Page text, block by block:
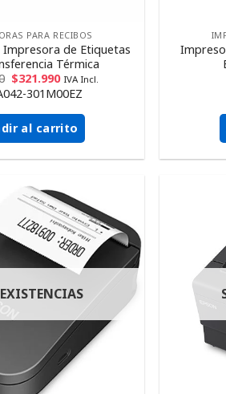
PARA RECIBOS
Impresora de Etiquetas
Térmica
$321.990 IVA Incl.
301M00EZ
al carrito